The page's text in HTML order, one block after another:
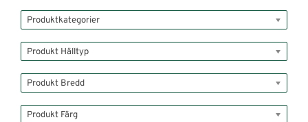
Produktkategorier
Produkt Hälltyp
Produkt Bredd
Produkt Färg